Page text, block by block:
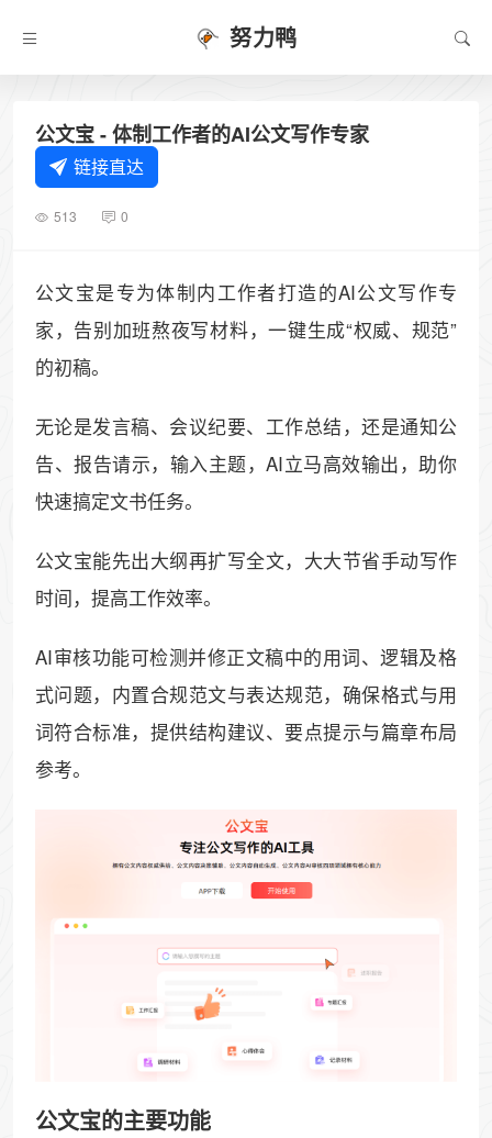
努力鸭
公文宝 - 体制工作者的AI公文写作专家
链接直达
513 0
公文宝是专为体制内工作者打造的AI公文写作专
家，告别加班熬夜写材料，一键生成“权威、规范”
的初稿。
无论是发言稿、会议纪要、工作总结，还是通知公
告、报告请示，输入主题，AI立马高效输出，助你
快速搞定文书任务。
公文宝能先出大纲再扩写全文，大大节省手动写作
时间，提高工作效率。
AI审核功能可检测并修正文稿中的用词、逻辑及格
式问题，内置合规范文与表达规范，确保格式与用
词符合标准，提供结构建议、要点提示与篇章布局
参考。
公文宝的主要功能